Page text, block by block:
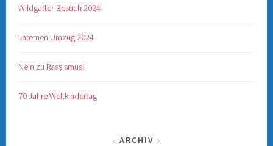
Wildgatter-Besuch 2024
Laternen Umzug 2024
Nein zu Rassismus!
70 Jahre Weltkindertag
ARCHIV